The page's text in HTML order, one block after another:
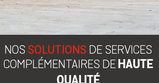
NOS SOLUTIONS DE SERVICES
COMPLÉMENTAIRES DE HAUTE
QUALITÉ